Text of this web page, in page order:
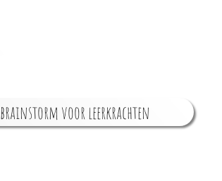
brainstorm voor leerkrachten